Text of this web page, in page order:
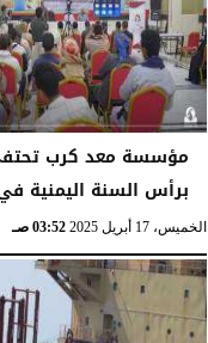
مؤسسة معد كرب
برأس السنة اليمنية
الخميس، 17 أبريل 2025 03:52 صـ